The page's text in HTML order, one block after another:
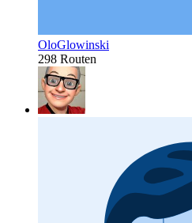
OloGlowinski
298 Routen